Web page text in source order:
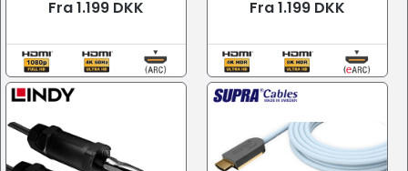
Fra 1.199 DKK Fra 1.199 DKK